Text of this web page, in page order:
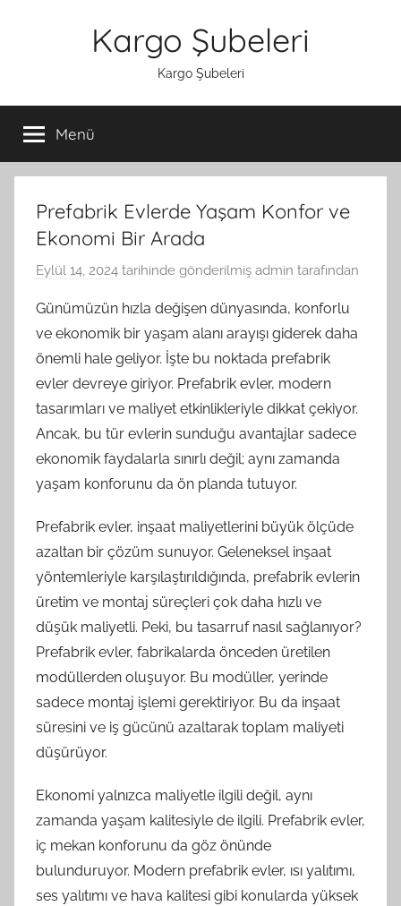
Kargo Şubeleri
Kargo Şubeleri
Menü
Prefabrik Evlerde Yaşam Konfor ve
Ekonomi Bir Arada
Eylül 14, 2024 tarihinde gönderilmiş admin tarafından
Günümüzün hızla değişen dünyasında, konforlu
ve ekonomik bir yaşam alanı arayışı giderek daha
önemli hale geliyor. İşte bu noktada prefabrik
evler devreye giriyor. Prefabrik evler, modern
tasarımları ve maliyet etkinlikleriyle dikkat çekiyor.
Ancak, bu tür evlerin sunduğu avantajlar sadece
ekonomik faydalarla sınırlı değil; aynı zamanda
yaşam konforunu da ön planda tutuyor.
Prefabrik evler, inşaat maliyetlerini büyük ölçüde
azaltan bir çözüm sunuyor. Geleneksel inşaat
yöntemleriyle karşılaştırıldığında, prefabrik evlerin
üretim ve montaj süreçleri çok daha hızlı ve
düşük maliyetli. Peki, bu tasarruf nasıl sağlanıyor?
Prefabrik evler, fabrikalarda önceden üretilen
modüllerden oluşuyor. Bu modüller, yerinde
sadece montaj işlemi gerektiriyor. Bu da inşaat
süresini ve iş gücünü azaltarak toplam maliyeti
düşürüyor.
Ekonomi yalnızca maliyetle ilgili değil, aynı
zamanda yaşam kalitesiyle de ilgili. Prefabrik evler,
iç mekan konforunu da göz önünde
bulunduruyor. Modern prefabrik evler, ısı yalıtımı,
ses yalıtımı ve hava kalitesi gibi konularda yüksek